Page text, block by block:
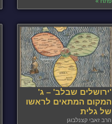
'ירושלים שבלב' – ג'
המקום המתאים לראשו
של גלית
הרב זאבי קצנלבוגן